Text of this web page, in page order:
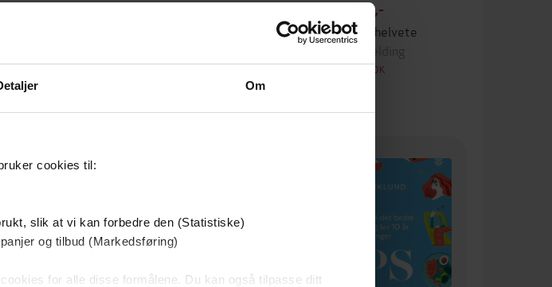
Om
cookies til:
slik at vi kan forbedre den (Statistiske)
og tilbud (Markedsføring)
for alle disse formålene. Du kan også tilpasse ditt
LYDBOK
199,-
Sjefen fra helvete
Shaun Belding
LYDBOK